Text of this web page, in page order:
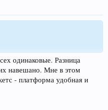
одинаковые. Разница
навешано. Мне в этом
- платформа удобная и